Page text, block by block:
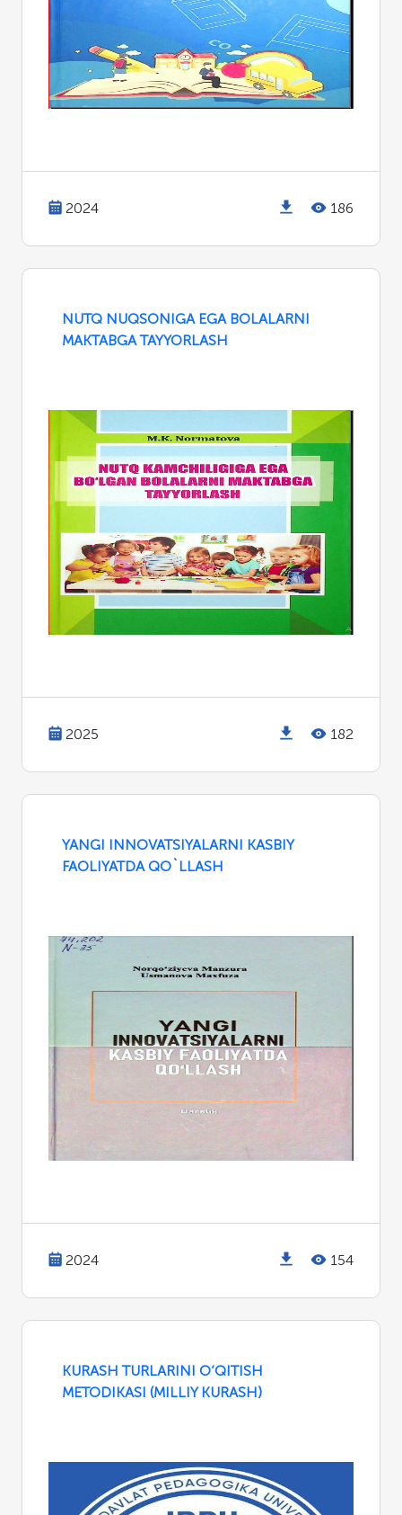
2024 186
NUTQ NUQSONIGA EGA BOLALARNI
MAKTABGA TAYYORLASH
2025 182
YANGI INNOVATSIYALARNI KASBIY
FAOLIYATDA QO`LLASH
2024 154
KURASH TURLARINI O‘QITISH
METODIKASI (MILLIY KURАSH)